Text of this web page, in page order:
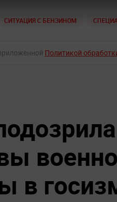
СИТУАЦИЯ С БЕНЗИНОМ
Политикой
в